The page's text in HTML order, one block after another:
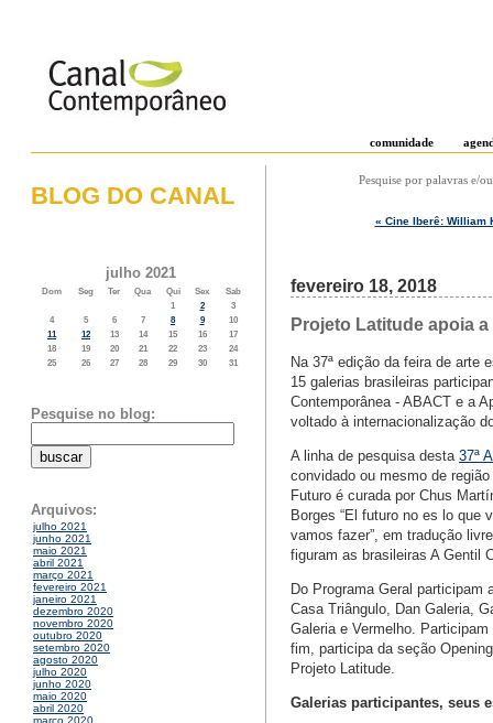
comunidade
BLOG DO CANAL
julho 2021
Dom Seg Ter Qua Qui Sex
Sab
1
2
3
4
5 6 7 8 9
10
11
12 13 14 15 16
17
18
19 20 21 22 23
24
25
26 27 28 29 30 31
Pesquise no blog:
Arquivos:
julho 2021
junho 2021
maio 2021
abril 2021
março 2021
fevereiro 2021
janeiro 2021
dezembro 2020
novembro 2020
outubro 2020
setembro 2020
agosto 2020
julho 2020
junho 2020
maio 2020
abril 2020
Pesquise por palavras e/
« Cine Iberê: William
fevereiro 18, 2018
Projeto Latitude apoia
Na 37ª edição da feira de arte
15 galerias brasileiras
Contemporânea - ABACT e a
voltado à internacionalização
A linha de pesquisa desta 37ª
convidado ou mesmo de
Futuro é curada por Chus
Borges “El futuro no es lo que
vamos fazer”, em tradução
figuram as brasileiras A Gentil
Do Programa Geral participam
Casa Triângulo, Dan Galeria,
Galeria e Vermelho.
fim, participa da seção
Projeto Latitude.
Galerias participantes, seus